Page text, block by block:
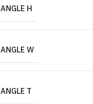
ANGLE H
ANGLE W
ANGLE T